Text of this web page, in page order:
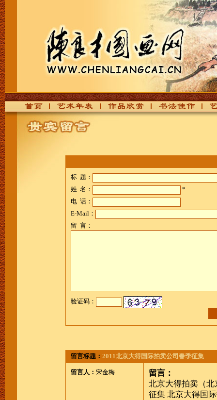
首页 艺术年表 作品欣赏 书法佳作
标 题：
姓 名：
*
电 话：
E-Mail：
留 言：
验证码：
留言标题： 2011北京大得国际拍卖公司春季征集
留言人： 宋金梅
留言：
北京大得拍卖
征集 北京大得国